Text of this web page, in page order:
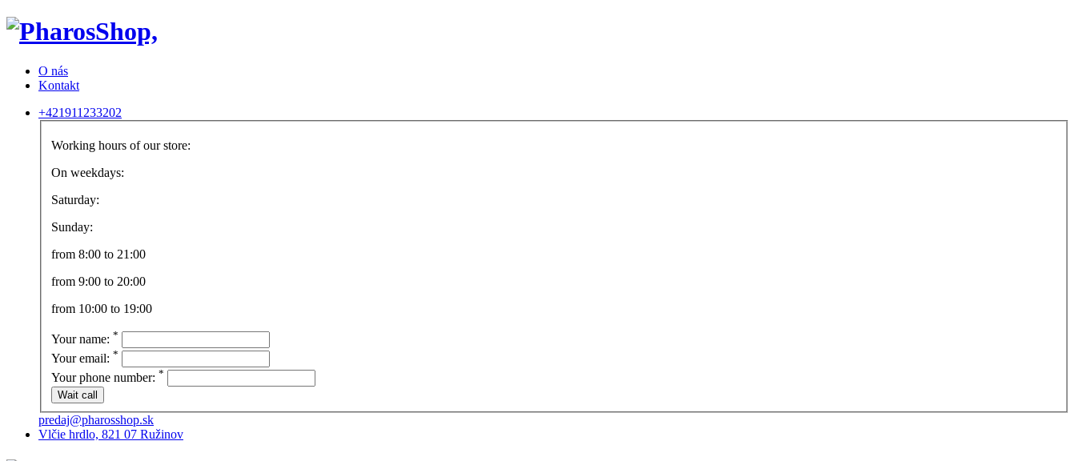
O nás
Kontakt
+421911233202
Working hours of our store:
On weekdays:
Saturday:
Sunday:
from 8:00 to 21:00
from 9:00 to 20:00
from 10:00 to 19:00
Your name: *
Your email: *
Your phone number: *
predaj@pharosshop.sk
Vlčie hrdlo, 821 07 Ružinov